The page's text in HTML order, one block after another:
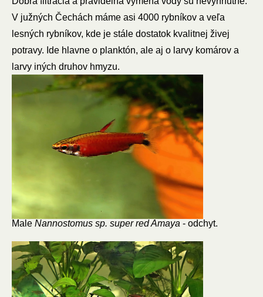
V južných Čechách máme asi 4000 rybníkov a veľa
lesných rybníkov, kde je stále dostatok kvalitnej živej
potravy. Ide hlavne o planktón, ale aj o larvy komárov a
larvy iných druhov hmyzu.
Male Nannostomus sp. super red Amaya - odchyt.